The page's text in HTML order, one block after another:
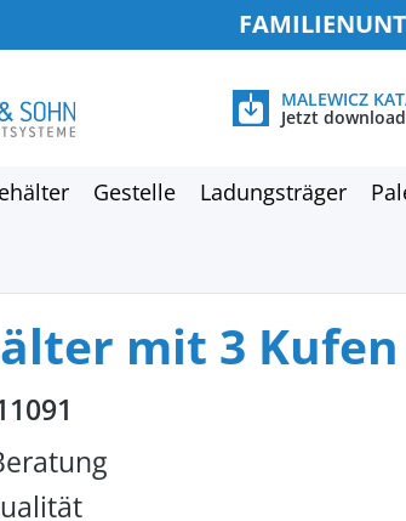
MALEWICZ
Jetzt
Gestelle Ladungsträger
mit 3 Kufen